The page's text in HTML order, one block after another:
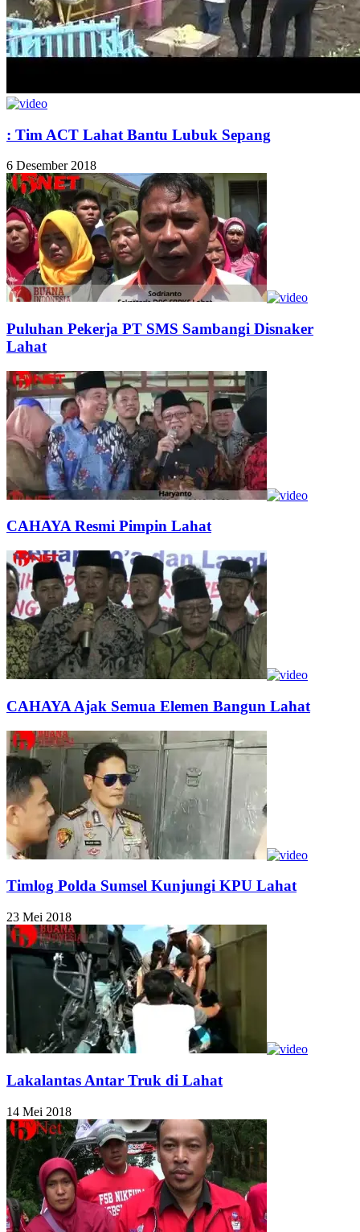
: Tim ACT Lahat Bantu Lubuk Sepang
6 Desember 2018
Puluhan Pekerja PT SMS Sambangi Disnaker
Lahat
CAHAYA Resmi Pimpin Lahat
CAHAYA Ajak Semua Elemen Bangun Lahat
Timlog Polda Sumsel Kunjungi KPU Lahat
23 Mei 2018
Lakalantas Antar Truk di Lahat
14 Mei 2018